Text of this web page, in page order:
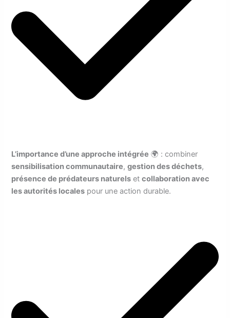
L’importance d’une approche intégrée 🌍 : combiner
sensibilisation communautaire,gestion des déchets,
présence de prédateurs naturels etcollaboration avec
les autorités locales pour une action durable.